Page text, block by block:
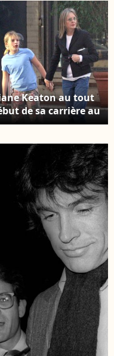
Keaton au tout
de sa carrière au
Photo :